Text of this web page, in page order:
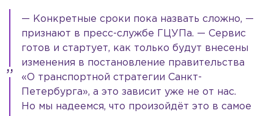
— Конкретные сроки пока назвать сложно, —
признают в пресс-службе ГЦУПа. — Сервис
готов и стартует, как только будут внесены
изменения в постановление правительства
«О транспортной стратегии Санкт-
Петербурга», а это зависит уже не от нас.
Но мы надеемся, что произойдёт это в самое